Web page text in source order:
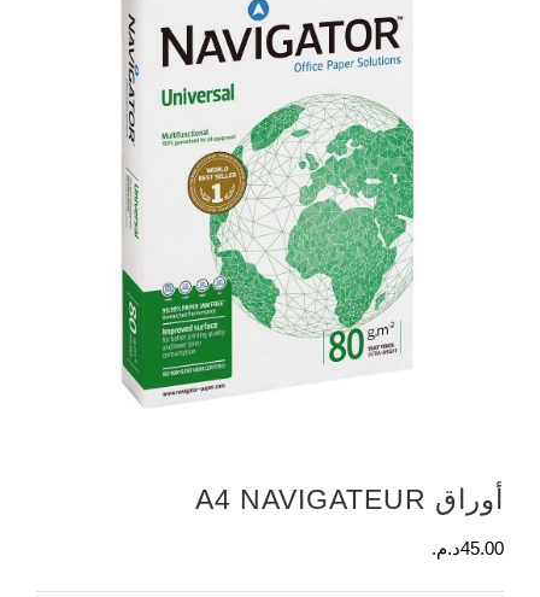
أوراق A4 NAVIGATEUR
45.00د.م.